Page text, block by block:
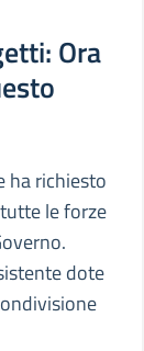
Ora
ha richiesto
le forze
dote